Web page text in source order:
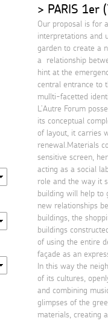
PARIS 1er
Our proposal is for
interpretations and
garden to create a
a relationship
hint at the
central entrance to
mullti-facetted
L’Autre Forum
its conceptual
of layout, it carries
renewal.Materials
sensitive screen,
acting as a social
role and the way it
building will help to
new relationships
buildings, the
buildings
of using the entire
façade as an
In this way the
of its cultures,
and combining
glimpses of the
materials, creating